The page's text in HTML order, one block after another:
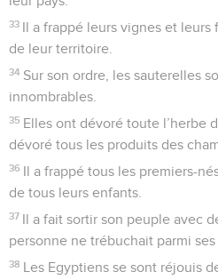
33 Il a frappé leurs vignes et leurs
de leur territoire.
34 Sur son ordre, les sauterelles
innombrables.
35 Elles ont dévoré toute l’herbe
dévoré tous les produits des
36 Il a frappé tous les premiers-
de tous leurs enfants.
37 Il a fait sortir son peuple avec
personne ne trébuchait parmi ses
38 Les Egyptiens se sont réjouis